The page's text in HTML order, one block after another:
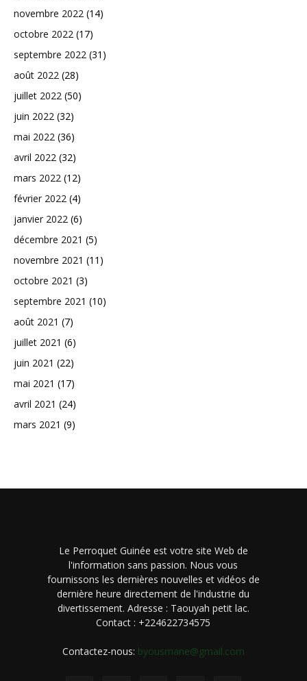
novembre 2022 (14)
octobre 2022 (17)
septembre 2022 (31)
août 2022 (28)
juillet 2022 (50)
juin 2022 (32)
mai 2022 (36)
avril 2022 (32)
mars 2022 (12)
février 2022 (4)
janvier 2022 (6)
décembre 2021 (5)
novembre 2021 (11)
octobre 2021 (3)
septembre 2021 (10)
août 2021 (7)
juillet 2021 (6)
juin 2021 (22)
mai 2021 (17)
avril 2021 (24)
mars 2021 (9)
Le Perroquet Guinée est votre site Web de
l'information sans passion. Nous vous
fournissons les dernières nouvelles et vidéos de
dernière heure directement de l'industrie du
divertissement. Adresse : Taouyah petit lac.
Contact : +224622734575
Contactez-nous: byousmane@gmail.com